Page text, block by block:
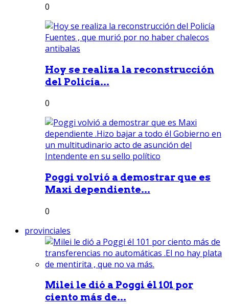
0
Hoy se realiza la reconstrucción
del Policía...
0
Poggi volvió a demostrar que es
Maxi dependiente...
0
provinciales
Milei le dió a Poggi él 101 por
ciento más de...